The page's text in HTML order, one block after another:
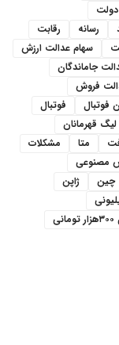
رسانه
رقابت
سهام عدالت ارزش
جاماندگان
فروش
فوتبال
فوتبال
لیگ قهرمانان
متا
مشکلات
مصنوعی
چین
ژاپن